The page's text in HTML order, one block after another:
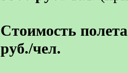
Стоимость
руб./чел.